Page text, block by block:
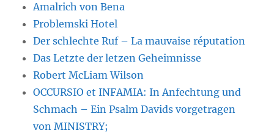
Amalrich von Bena
Problemski Hotel
Der schlechte Ruf – La mauvaise réputation
Das Letzte der letzen Geheimnisse
Robert McLiam Wilson
OCCURSIO et INFAMIA: In Anfechtung und
Schmach – Ein Psalm Davids vorgetragen
von MINISTRY;